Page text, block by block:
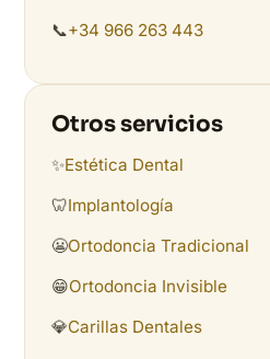
📞+34 966 263 443
Otros servicios
✨Estética Dental
🦷Implantología
😬Ortodoncia Tradicional
😁Ortodoncia Invisible
💎Carillas Dentales